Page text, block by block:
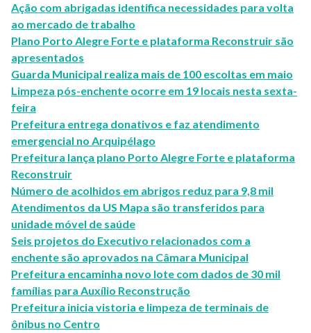
Ação com abrigadas identifica necessidades para volta
ao mercado de trabalho
Plano Porto Alegre Forte e plataforma Reconstruir são
apresentados
Guarda Municipal realiza mais de 100 escoltas em maio
Limpeza pós-enchente ocorre em 19 locais nesta sexta-
feira
Prefeitura entrega donativos e faz atendimento
emergencial no Arquipélago
Prefeitura lança plano Porto Alegre Forte e plataforma
Reconstruir
Número de acolhidos em abrigos reduz para 9,8 mil
Atendimentos da US Mapa são transferidos para
unidade móvel de saúde
Seis projetos do Executivo relacionados com a
enchente são aprovados na Câmara Municipal
Prefeitura encaminha novo lote com dados de 30 mil
famílias para Auxílio Reconstrução
Prefeitura inicia vistoria e limpeza de terminais de
ônibus no Centro